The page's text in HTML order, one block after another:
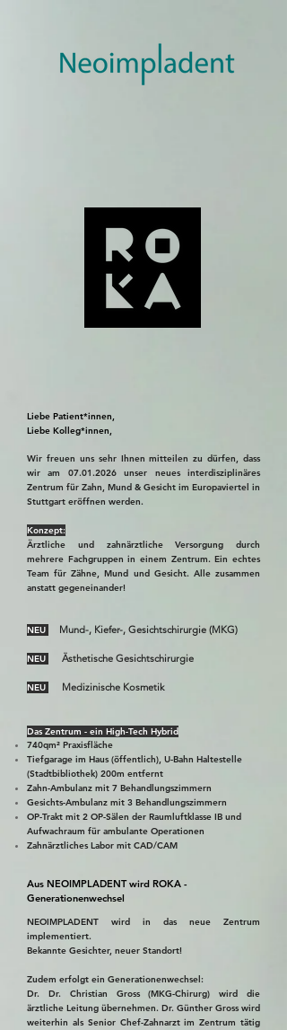
Liebe Patient*innen,
Liebe Kolleg*innen,
Wir freuen uns sehr Ihnen mitteilen zu dürfen, dass
wir am 07.01.2026unser neues interdisziplinäres
Zentrum für Zahn, Mund & Gesicht im Europaviertel in
Stuttgart eröffnen werden.
Konzept:
Ärztliche und zahnärztliche Versorgung durch
mehrere Fachgruppen in einem Zentrum. Ein echtes
Team für Zähne, Mund und Gesicht. Alle zusammen
anstatt gegeneinander!
NEU Mund-, Kiefer-, Gesichtschirurgie (MKG)
NEU Ästhetische Gesichtschirurgie
NEU Medizinische Kosmetik
Das Zentrum - ein High-Tech Hybrid
740qm² Praxisfläche
Tiefgarage im Haus (öffentlich), U-Bahn Haltestelle
(Stadtbibliothek) 200m entfernt
Zahn-Ambulanz mit 7 Behandlungszimmern
Gesichts-Ambulanz mit 3 Behandlungszimmern
OP-Trakt mit 2 OP-Sälen der Raumluftklasse IB und
Aufwachraum für ambulante Operationen
Zahnärztliches Labor​​​ mit CAD/CAM
Aus NEOIMPLADENT wird ROKA -
Generationenwechsel
NEOIMPLADENT wird in das neue Zentrum
implementiert.
Bekannte Gesichter, neuer Standort!
Zudem erfolgt ein Generationenwechsel:
Dr. Dr. Christian Gross (MKG-Chirurg) wird die
ärztliche Leitung übernehmen. Dr. Günther Gross wird
weiterhin als Senior Chef-Zahnarzt im Zentrum tätig